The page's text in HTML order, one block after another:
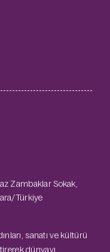
Zambaklar Sokak,
Türkiye
sanatı ve kültürü
dünyayı